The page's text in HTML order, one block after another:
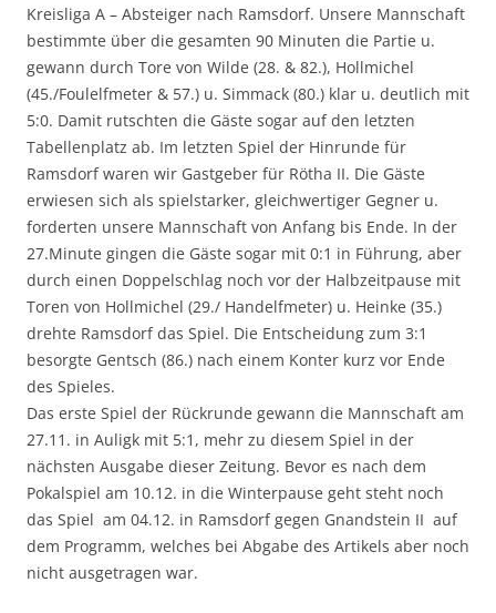
Kreisliga A – Absteiger nach Ramsdorf. Unsere Mannschaft
bestimmte über die gesamten 90 Minuten die Partie u.
gewann durch Tore von Wilde (28. & 82.), Hollmichel
(45./Foulelfmeter & 57.) u. Simmack (80.) klar u. deutlich mit
5:0. Damit rutschten die Gäste sogar auf den letzten
Tabellenplatz ab. Im letzten Spiel der Hinrunde für
Ramsdorf waren wir Gastgeber für Rötha II. Die Gäste
erwiesen sich als spielstarker, gleichwertiger Gegner u.
forderten unsere Mannschaft von Anfang bis Ende. In der
27.Minute gingen die Gäste sogar mit 0:1 in Führung, aber
durch einen Doppelschlag noch vor der Halbzeitpause mit
Toren von Hollmichel (29./ Handelfmeter) u. Heinke (35.)
drehte Ramsdorf das Spiel. Die Entscheidung zum 3:1
besorgte Gentsch (86.) nach einem Konter kurz vor Ende
des Spieles.
Das erste Spiel der Rückrunde gewann die Mannschaft am
27.11. in Auligk mit 5:1, mehr zu diesem Spiel in der
nächsten Ausgabe dieser Zeitung. Bevor es nach dem
Pokalspiel am 10.12. in die Winterpause geht steht noch
das Spiel am 04.12. in Ramsdorf gegen Gnandstein II auf
dem Programm, welches bei Abgabe des Artikels aber noch
nicht ausgetragen war.